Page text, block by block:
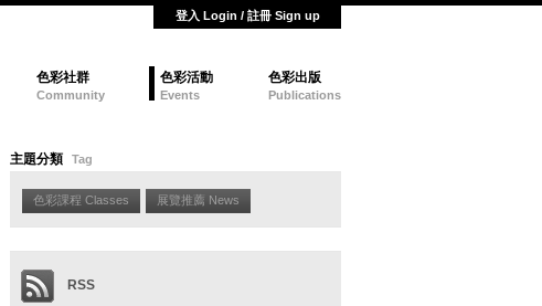
登入 Login / 註冊 Sign up
色彩社群
Community
色彩活動
Events
色彩出版
Publications
主題分類 Tag
色彩課程 Classes 展覽推薦 News
RSS